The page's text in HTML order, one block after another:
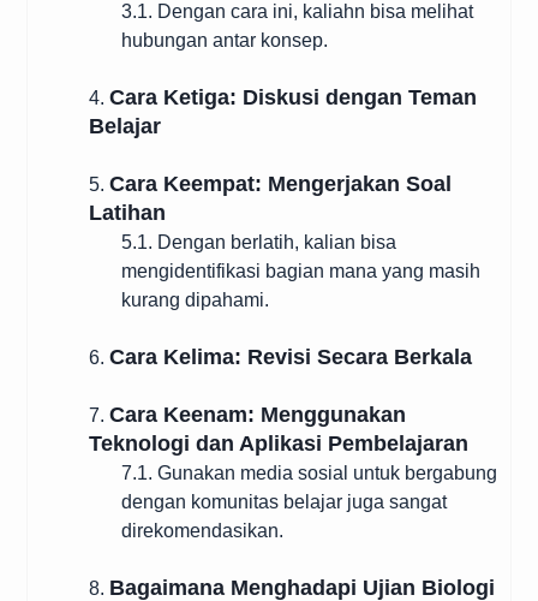
3.1. Dengan cara ini, kaliahn bisa melihat
hubungan antar konsep.
4. Cara Ketiga: Diskusi dengan Teman
Belajar
5. Cara Keempat: Mengerjakan Soal
Latihan
5.1. Dengan berlatih, kalian bisa
mengidentifikasi bagian mana yang masih
kurang dipahami.
6. Cara Kelima: Revisi Secara Berkala
7. Cara Keenam: Menggunakan
Teknologi dan Aplikasi Pembelajaran
7.1. Gunakan media sosial untuk bergabung
dengan komunitas belajar juga sangat
direkomendasikan.
8. Bagaimana Menghadapi Ujian Biologi